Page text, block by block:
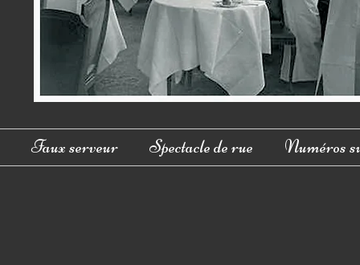
Faux serveur Spectacle de rue Numéros